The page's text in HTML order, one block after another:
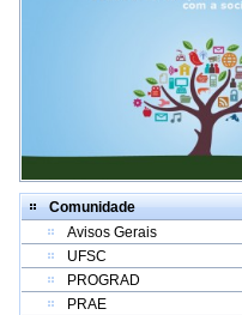
Comunidade
Avisos Gerais
UFSC
PROGRAD
PRAE